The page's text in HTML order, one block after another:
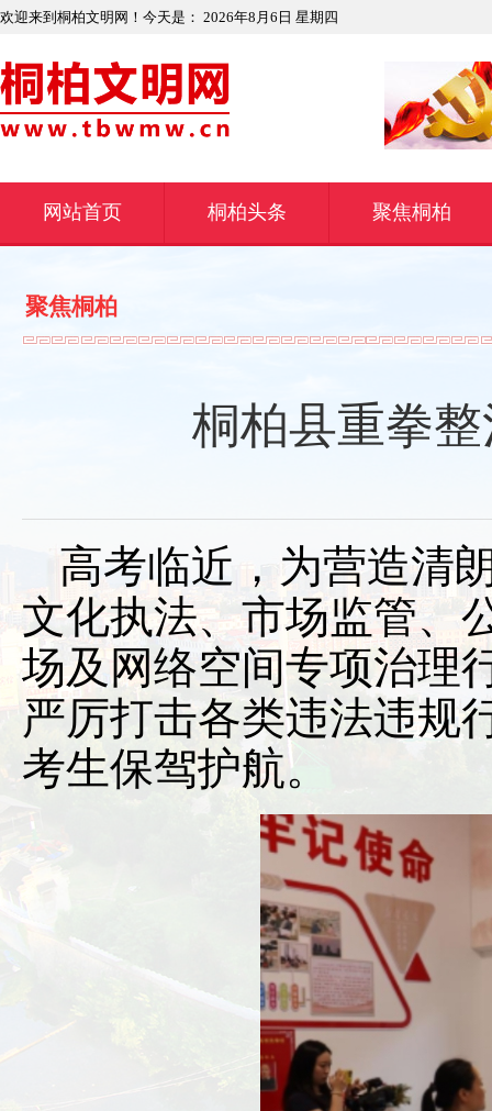
欢迎来到桐柏文明网！今天是： 2026年8月6日 星期四
网站首页 桐柏头条 聚焦桐柏
聚焦桐柏
桐柏县重拳
高考临近，为营造清
文化执法、市场监管、
场及网络空间专项治理
严厉打击各类违法违规
考生保驾护航。